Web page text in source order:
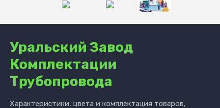
Уральский Завод
Комплектации
Трубопровода
Характеристики, цвета и комплектация товаров,